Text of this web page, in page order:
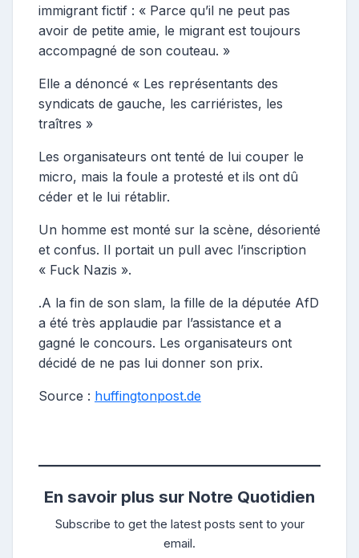
immigrant fictif : « Parce qu’il ne peut pas
avoir de petite amie, le migrant est toujours
accompagné de son couteau. »
Elle a dénoncé « Les représentants des
syndicats de gauche, les carriéristes, les
traîtres »
Les organisateurs ont tenté de lui couper le
micro, mais la foule a protesté et ils ont dû
céder et le lui rétablir.
Un homme est monté sur la scène, désorienté
et confus. Il portait un pull avec l’inscription
« Fuck Nazis ».
.A la fin de son slam, la fille de la députée AfD
a été très applaudie par l’assistance et a
gagné le concours. Les organisateurs ont
décidé de ne pas lui donner son prix.
Source : huffingtonpost.de
En savoir plus sur Notre Quotidien
Subscribe to get the latest posts sent to your
email.